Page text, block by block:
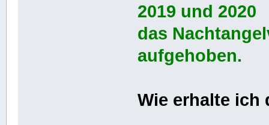
2019 und 2020
das
aufgehoben.
Wie erhalte ich